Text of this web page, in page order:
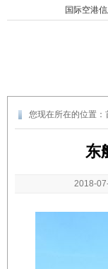
国际空港
您现在所在的位置：
东
2018-